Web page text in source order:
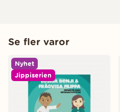
Se fler varor
Nyhet
Jippiserien